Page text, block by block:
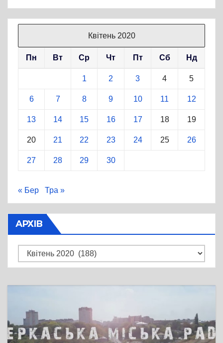
Квітень 2020
Пн Вт Ср Чт Пт Сб Нд
1 2 3 4 5
6 7 8 9 10 11 12
13 14 15 16 17 18 19
20 21 22 23 24 25 26
27 28 29 30
« Бер Тра »
АРХІВ
Архів